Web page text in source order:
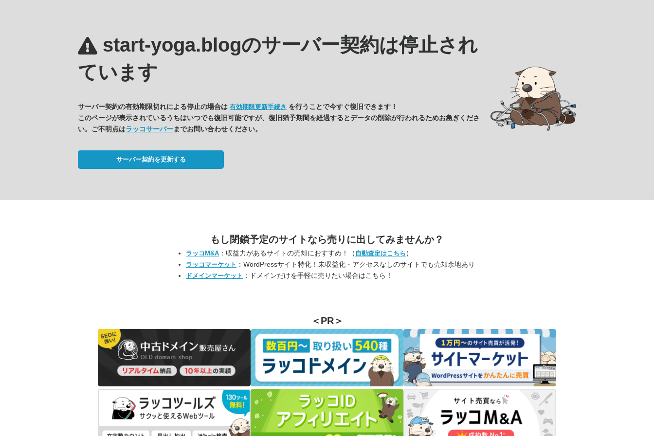
start-yoga.blogのサーバー契約は停止され
ています
サーバー契約の有効期限切れによる停止の場合は 有効期限更新手続き を行うことで今すぐ復旧できます！
このページが表示されているうちはいつでも復旧可能ですが、復旧猶予期間を経過するとデータの削除が行われるためお急ぎくださ
い。ご不明点はラッコサーバーまでお問い合わせください。
サーバー契約を更新する
もし閉鎖予定のサイトなら売りに出してみませんか？
ラッコM&A ：収益力があるサイトの売却におすすめ！（ 自動査定はこちら ）
ラッコマーケット ：WordPressサイト特化！未収益化・アクセスなしのサイトでも売却余地あり
ドメインマーケット ：ドメインだけを手軽に売りたい場合はこちら！
＜PR＞